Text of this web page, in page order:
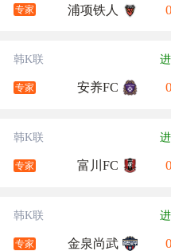
专家 浦项铁人 0
韩K联
专家 安养FC 0
韩K联
专家 富川FC 0
韩K联
专家 金泉尚武 0